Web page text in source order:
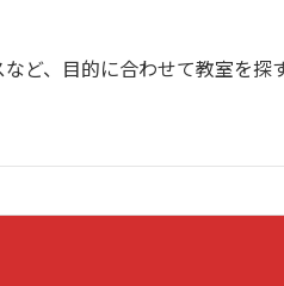
ど、目的に合わせて教室を探